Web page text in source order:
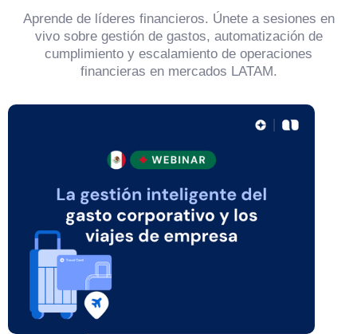
Aprende de líderes financieros. Únete a sesiones en
vivo sobre gestión de gastos, automatización de
cumplimiento y escalamiento de operaciones
financieras en mercados LATAM.